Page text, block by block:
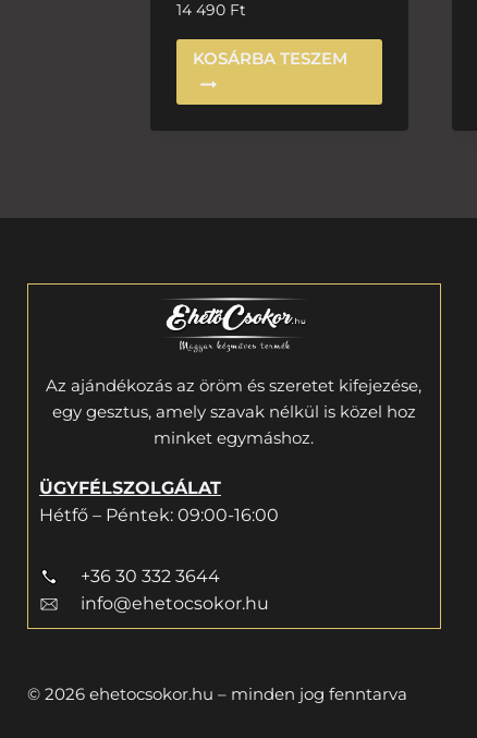
14 490 Ft
KOSÁRBA TESZEM
Az ajándékozás az öröm és szeretet kifejezése,
egy gesztus, amely szavak nélkül is közel hoz
minket egymáshoz.
ÜGYFÉLSZOLGÁLAT
Hétfő – Péntek: 09:00-16:00
+36 30 332 3644
info@ehetocsokor.hu
© 2026 ehetocsokor.hu – minden jog fenntarva